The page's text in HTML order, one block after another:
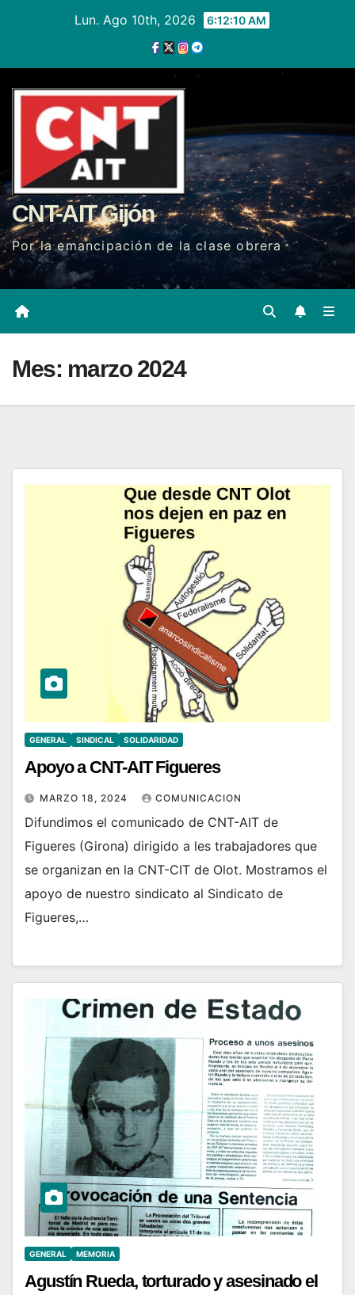
Lun. Ago 10th, 2026 6:12:11 AM
CNT-AIT Gijón
Por la emancipación de la clase obrera
Mes: marzo 2024
GENERAL SINDICAL SOLIDARIDAD
Apoyo a CNT-AIT Figueres
MARZO 18, 2024 COMUNICACION
Difundimos el comunicado de CNT-AIT de
Figueres (Girona) dirigido a les trabajadores que
se organizan en la CNT-CIT de Olot. Mostramos el
apoyo de nuestro sindicato al Sindicato de
Figueres,…
GENERAL MEMORIA
Agustín Rueda, torturado y asesinado el